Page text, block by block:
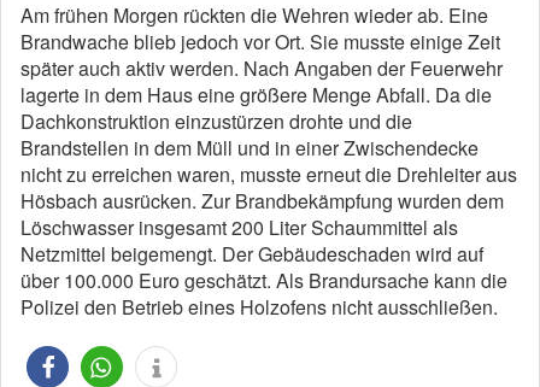
Am frühen Morgen rückten die Wehren wieder ab. Eine
Brandwache blieb jedoch vor Ort. Sie musste einige Zeit
später auch aktiv werden. Nach Angaben der Feuerwehr
lagerte in dem Haus eine größere Menge Abfall. Da die
Dachkonstruktion einzustürzen drohte und die
Brandstellen in dem Müll und in einer Zwischendecke
nicht zu erreichen waren, musste erneut die Drehleiter aus
Hösbach ausrücken. Zur Brandbekämpfung wurden dem
Löschwasser insgesamt 200 Liter Schaummittel als
Netzmittel beigemengt. Der Gebäudeschaden wird auf
über 100.000 Euro geschätzt. Als Brandursache kann die
Polizei den Betrieb eines Holzofens nicht ausschließen.